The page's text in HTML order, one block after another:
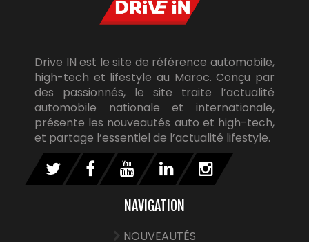
Drive IN est le site de référence automobile,
high-tech et lifestyle au Maroc. Conçu par
des passionnés, le site traite l’actualité
automobile nationale et internationale,
présente les nouveautés auto et high-tech,
et partage l’essentiel de l’actualité lifestyle.
NAVIGATION
NOUVEAUTÉS